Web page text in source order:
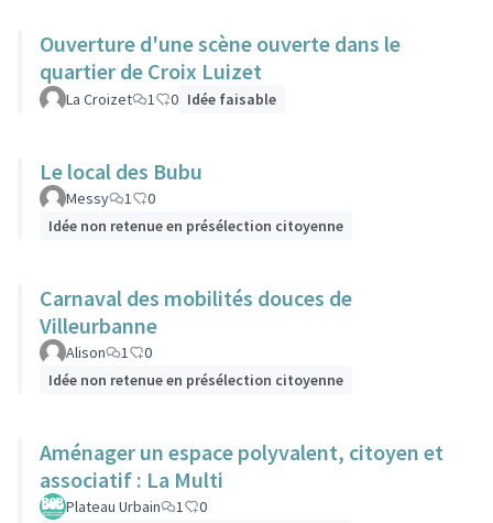
Ouverture d'une scène ouverte dans le
quartier de Croix Luizet
La Croizet 1 0 Idée faisable
Le local des Bubu
Messy 1
0
Idée non retenue en présélection citoyenne
Carnaval des mobilités douces de
Villeurbanne
Alison 1
0
Idée non retenue en présélection citoyenne
Aménager un espace polyvalent, citoyen et
associatif : La Multi
Plateau Urbain 1
0